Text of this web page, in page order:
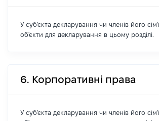
У суб'єкта декларування чи членів його сім'ї
об'єкти для декларування в цьому розділі.
6. Корпоративні права
У суб'єкта декларування чи членів його сім'ї